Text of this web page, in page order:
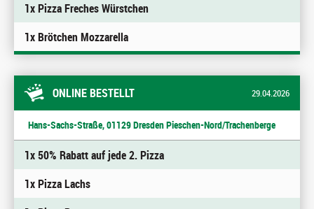
1x Pizza Freches Würstchen
1x Brötchen Mozzarella
ONLINE BESTELLT 29.04.2026
Hans-Sachs-Straße, 01129 Dresden Pieschen-Nord/Trachenberge
1x 50% Rabatt auf jede 2. Pizza
1x Pizza Lachs